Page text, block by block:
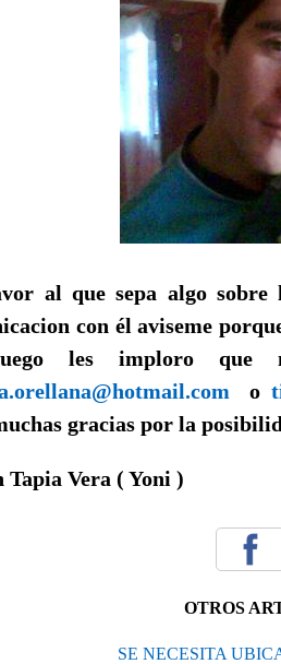
al que sepa algo
con él aviseme
les imploro que
o
gracias por la
Tapia Vera ( Yoni )
OTROS
SE NECESITA